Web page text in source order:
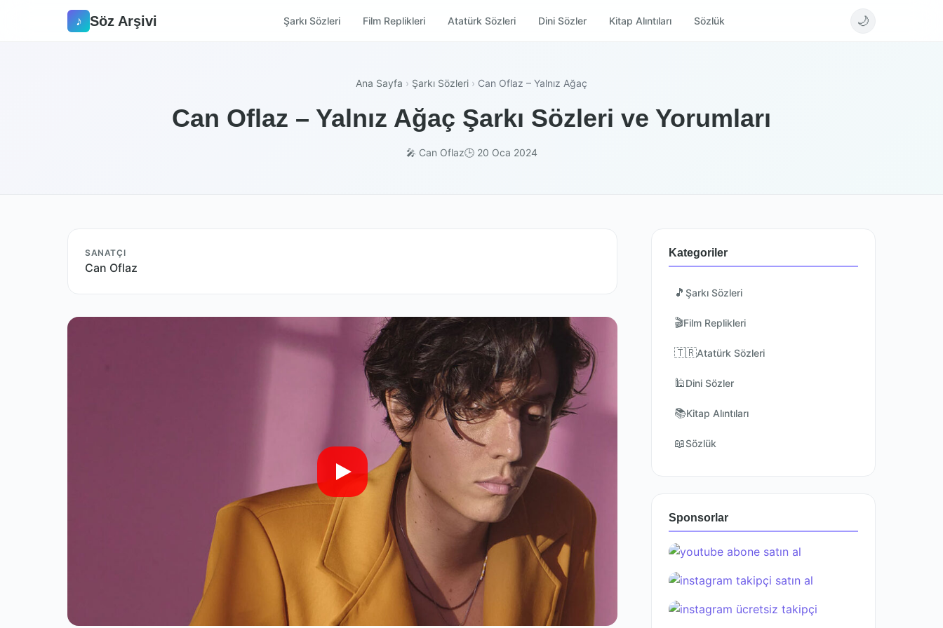
♪ Söz Arşivi Şarkı Sözleri Film Replikleri Atatürk Sözleri Dini Sözler Kitap Alıntıları Sözlük 🌙
Ana Sayfa › Şarkı Sözleri › Can Oflaz – Yalnız Ağaç
Can Oflaz – Yalnız Ağaç Şarkı Sözleri ve Yorumları
🎤 Can Oflaz🕒 20 Oca 2024
SANATÇI
Can Oflaz
Kategoriler
🎵 Şarkı Sözleri
🎬Film Replikleri
🇹🇷Atatürk Sözleri
🕌Dini Sözler
📚Kitap Alıntıları
📖Sözlük
Sponsorlar